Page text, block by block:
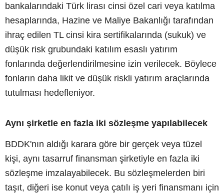
bankalarındaki Türk lirası cinsi özel cari veya katılma
hesaplarında, Hazine ve Maliye Bakanlığı tarafından
ihraç edilen TL cinsi kira sertifikalarında (sukuk) ve
düşük risk grubundaki katılım esaslı yatırım
fonlarında değerlendirilmesine izin verilecek. Böylece
fonların daha likit ve düşük riskli yatırım araçlarında
tutulması hedefleniyor.
Aynı şirketle en fazla iki sözleşme yapılabilecek
BDDK'nın aldığı karara göre bir gerçek veya tüzel
kişi, aynı tasarruf finansman şirketiyle en fazla iki
sözleşme imzalayabilecek. Bu sözleşmelerden biri
taşıt, diğeri ise konut veya çatılı iş yeri finansmanı için